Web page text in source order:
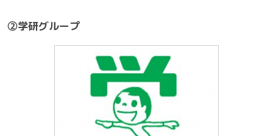
②学研グループ